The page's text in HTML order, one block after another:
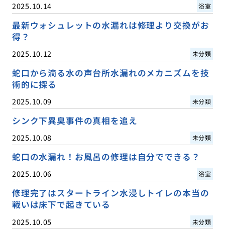
2025.10.14 浴室
最新ウォシュレットの水漏れは修理より交換がお
得？
2025.10.12 未分類
蛇口から滴る水の声台所水漏れのメカニズムを技
術的に探る
2025.10.09 未分類
シンク下異臭事件の真相を追え
2025.10.08 未分類
蛇口の水漏れ！お風呂の修理は自分でできる？
2025.10.06 浴室
修理完了はスタートライン水浸しトイレの本当の
戦いは床下で起きている
2025.10.05 未分類